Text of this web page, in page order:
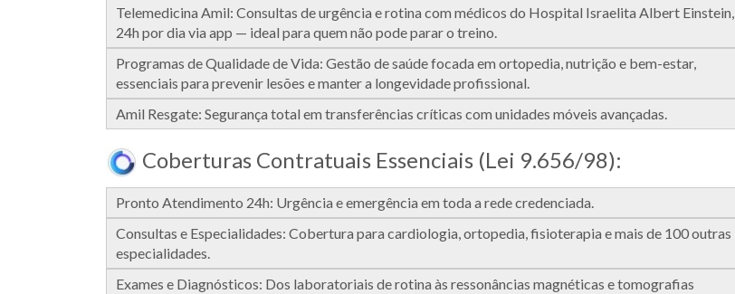
Telemedicina Amil: Consultas de urgência e rotina com médicos do Hospital Israelita Albert Einstein,
24h por dia via app — ideal para quem não pode parar o treino.
Programas de Qualidade de Vida: Gestão de saúde focada em ortopedia, nutrição e bem-estar,
essenciais para prevenir lesões e manter a longevidade profissional.
Amil Resgate: Segurança total em transferências críticas com unidades móveis avançadas.
Coberturas Contratuais Essenciais (Lei 9.656/98):
Pronto Atendimento 24h: Urgência e emergência em toda a rede credenciada.
Consultas e Especialidades: Cobertura para cardiologia, ortopedia, fisioterapia e mais de 100 outras
especialidades.
Exames e Diagnósticos: Dos laboratoriais de rotina às ressonâncias magnéticas e tomografias